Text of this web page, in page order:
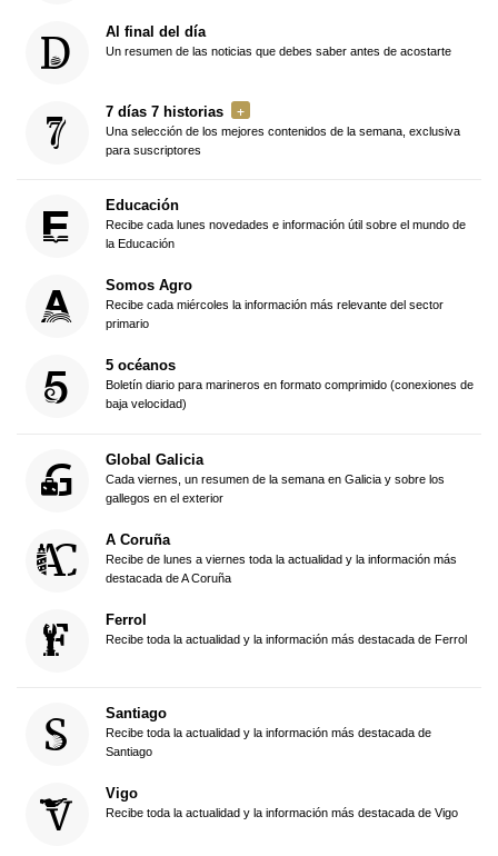
Al final del día
Un resumen de las noticias que debes saber antes de acostarte
7 días 7 historias
Una selección de los mejores contenidos de la semana, exclusiva
para suscriptores
Educación
Recibe cada lunes novedades e información útil sobre el mundo de
la Educación
Somos Agro
Recibe cada miércoles la información más relevante del sector
primario
5 océanos
Boletín diario para marineros en formato comprimido (conexiones de
baja velocidad)
Global Galicia
Cada viernes, un resumen de la semana en Galicia y sobre los
gallegos en el exterior
A Coruña
Recibe de lunes a viernes toda la actualidad y la información más
destacada de A Coruña
Ferrol
Recibe toda la actualidad y la información más destacada de Ferrol
Santiago
Recibe toda la actualidad y la información más destacada de
Santiago
Vigo
Recibe toda la actualidad y la información más destacada de Vigo